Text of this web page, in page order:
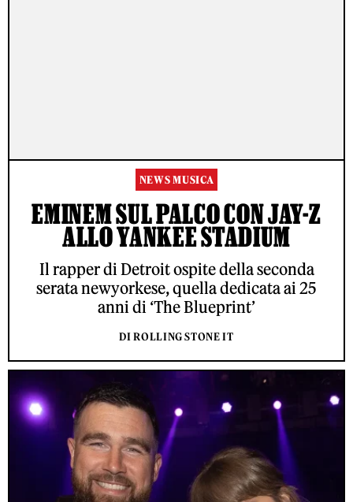
NEWS MUSICA
EMINEM SUL PALCO CON JAY-Z
ALLO YANKEE STADIUM
Il rapper di Detroit ospite della seconda
serata newyorkese, quella dedicata ai 25
anni di ‘The Blueprint’
DI ROLLING STONE IT